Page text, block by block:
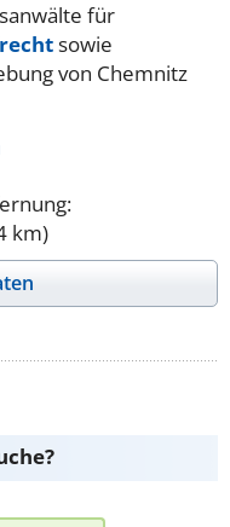
für
sowie
von Chemnitz
km)